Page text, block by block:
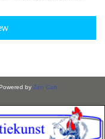
Powered by Zen Cart